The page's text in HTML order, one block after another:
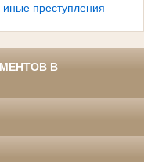
иные преступления
В